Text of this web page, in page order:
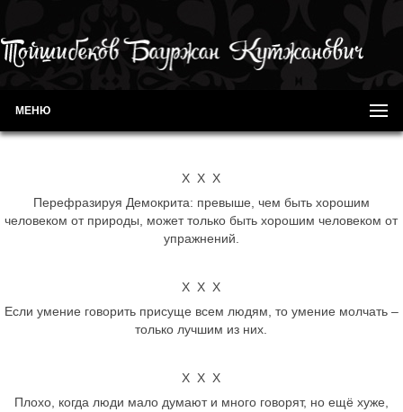
МЕНЮ
Х Х Х
Перефразируя Демокрита: превыше, чем быть хорошим
человеком от природы, может только быть хорошим человеком от
упражнений.
Х Х Х
Если умение говорить присуще всем людям, то умение молчать –
только лучшим из них.
Х Х Х
Плохо, когда люди мало думают и много говорят, но ещё хуже,